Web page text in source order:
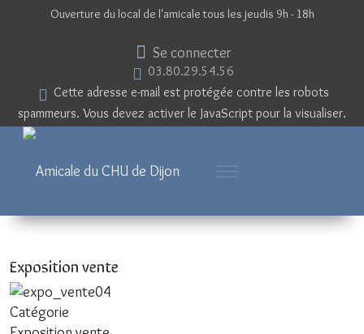
Ouverture du local de l'amicale tous les jeudis 9h - 18h
Se connecter
03.80.29.54.56
Cette adresse e-mail est protégée contre les robots
spammeurs. Vous devez activer le JavaScript pour la visualiser.
Exposition vente
Catégorie